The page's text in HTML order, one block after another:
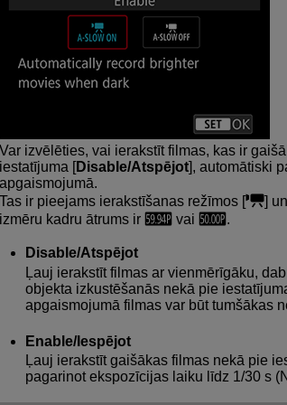
Var izvēlēties, vai ierakstīt filmas, kas ir
iestatījuma [Disable/Atspējot], automātiski
apgaismojumā.
Tas ir pieejams ierakstīšanas režīmos [
]
izmēru kadru ātrums ir
vai .
Disable/Atspējot
Ļauj ierakstīt filmas ar vienmērīgāku,
objekta izkustēšanās nekā pie
apgaismojumā filmas var būt tumšākas
Enable/Iespējot
Ļauj ierakstīt gaišākas filmas nekā pie
pagarinot ekspozīcijas laiku līdz 1/30 s